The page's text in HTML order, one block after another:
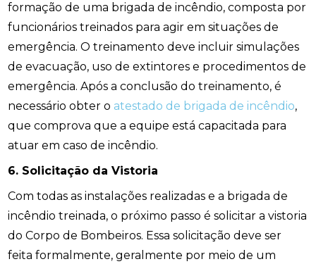
formação de uma brigada de incêndio, composta por
funcionários treinados para agir em situações de
emergência. O treinamento deve incluir simulações
de evacuação, uso de extintores e procedimentos de
emergência. Após a conclusão do treinamento, é
necessário obter o atestado de brigada de incêndio,
que comprova que a equipe está capacitada para
atuar em caso de incêndio.
6. Solicitação da Vistoria
Com todas as instalações realizadas e a brigada de
incêndio treinada, o próximo passo é solicitar a vistoria
do Corpo de Bombeiros. Essa solicitação deve ser
feita formalmente, geralmente por meio de um